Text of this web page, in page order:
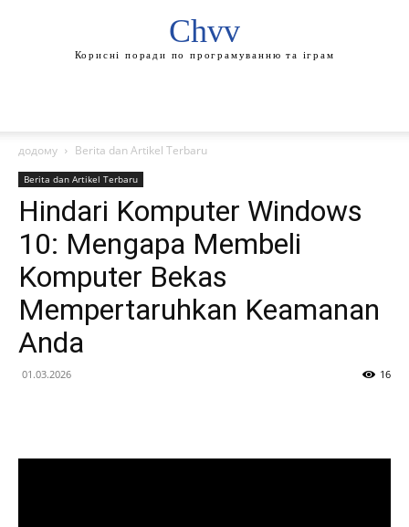
Chvv
Корисні поради по програмуванню та іграм
додому Berita dan Artikel Terbaru
Berita dan Artikel Terbaru
Hindari Komputer Windows
10: Mengapa Membeli
Komputer Bekas
Mempertaruhkan Keamanan
Anda
01.03.2026 16